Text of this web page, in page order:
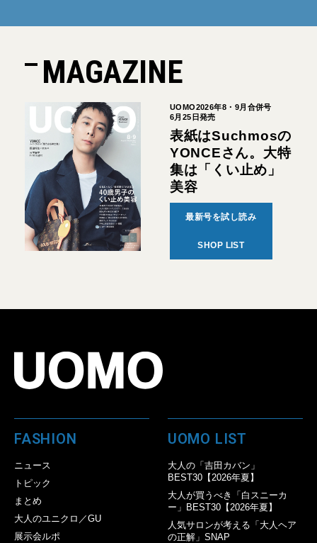
MAGAZINE
UOMO2026年8・9月合併号
6月25日発売
表紙はSuchmosの
YONCEさん。大特
集は「くい止め」
美容
最新号を試し読み
SHOP LIST
FASHION
ニュース
トピック
まとめ
大人のユニクロ／GU
展示会ルポ
UOMO LIST
大人の「吉田カバン」
BEST30【2026年夏】
大人が買うべき「白スニーカ
ー」BEST30【2026年夏】
人気サロンが考える「大人ヘア
の正解」SNAP